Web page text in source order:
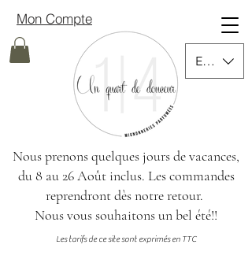
Les tarifs de ce site sont exprimés en TTC
EUR (€)
Mon Compte
Nous prenons quelques jours de vacances,
du 8 au 26 Août inclus. Les commandes
reprendront dès notre retour.
Nous vous souhaitons un bel été!!